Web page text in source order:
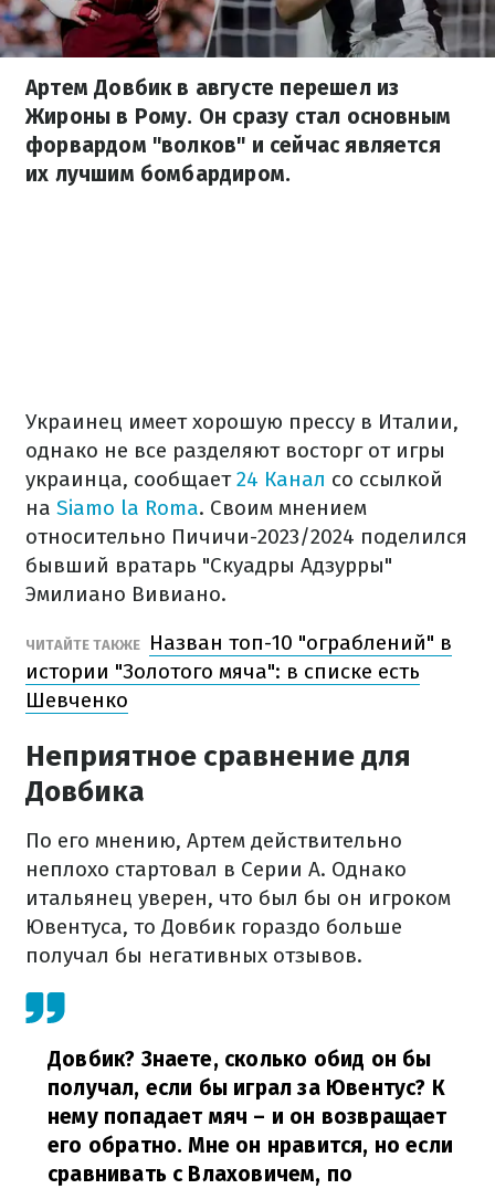
Артем Довбик в августе перешел из
Жироны в Рому. Он сразу стал основным
форвардом "волков" и сейчас является
их лучшим бомбардиром.
Украинец имеет хорошую прессу в Италии,
однако не все разделяют восторг от игры
украинца, сообщает24 Канал со ссылкой
на Siamo la Roma. Своим мнением
относительно Пичичи-2023/2024 поделился
бывший вратарь "Скуадры Адзурры"
Эмилиано Вивиано.
ЧИТАЙТЕ ТАКЖЕ
Назван топ-10 "ограблений" в
истории "Золотого мяча": в списке есть
Шевченко
Неприятное сравнение для
Довбика
По его мнению, Артем действительно
неплохо стартовал в Серии А. Однако
итальянец уверен, что был бы он игроком
Ювентуса, то Довбик гораздо больше
получал бы негативных отзывов.
Довбик? Знаете, сколько обид он бы
получал, если бы играл за Ювентус? К
нему попадает мяч – и он возвращает
его обратно. Мне он нравится, но если
сравнивать с Влаховичем, по